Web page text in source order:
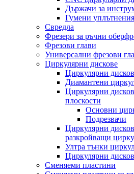
Държачи за
Гумени уплътнения
Свредла
Фрезери за ръчни
Фрезови глави
Универсални фрезови
Циркулярни дискове
Циркулярни
Диамантени
Циркулярни
плоскости
Основни
Подрезвачи
Циркулярни
разкройващи
Ултра тънки
Циркулярни
Сменяеми пластини